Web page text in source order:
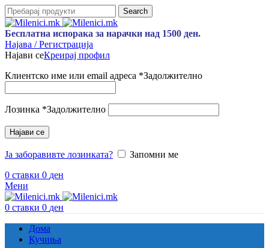
Search
Бесплатна испорака за нарачки над 1500 ден.
Најава / Регистрација
Најави сеКреирај профил
Клиентско име или email адреса *Задолжително
Лозинка *Задолжително
Најави се
Ја заборавивте лозинката?
Запомни ме
0 ставки 0 ден
Мени
0 ставки 0 ден
Дома
Кучиња